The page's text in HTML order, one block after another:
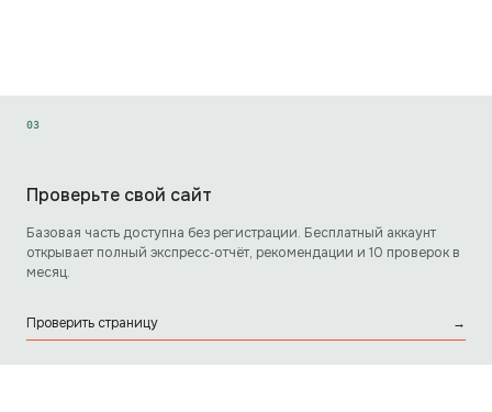
03
Проверьте свой сайт
Базовая часть доступна без регистрации. Бесплатный аккаунт
открывает полный экспресс‑отчёт, рекомендации и 10 проверок в
месяц.
Проверить страницу →